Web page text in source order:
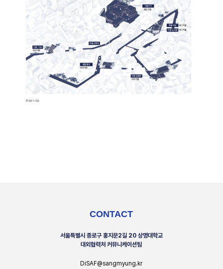
CONTACT
서울특별시 종로구 홍지문2길 20 상명대학교
대외협력처 커뮤니케이션팀
DiSAF@sangmyung.kr